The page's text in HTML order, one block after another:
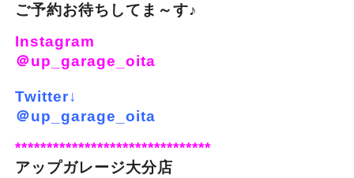
ご予約お待ちしてま～す♪
Instagram
＠up_garage_oita
Twitter↓
＠up_garage_oita
*******************************
アップガレージ大分店